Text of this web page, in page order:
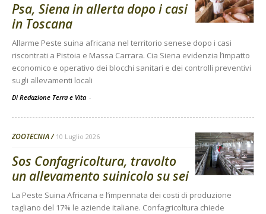
Psa, Siena in allerta dopo i casi
in Toscana
Allarme Peste suina africana nel territorio senese dopo i casi
riscontrati a Pistoia e Massa Carrara. Cia Siena evidenzia l’impatto
economico e operativo dei blocchi sanitari e dei controlli preventivi
sugli allevamenti locali
Di Redazione Terra e Vita -
ZOOTECNIA 10 Luglio 2026
Sos Confagricoltura, travolto
un allevamento suinicolo su sei
La Peste Suina Africana e l’impennata dei costi di produzione
tagliano del 17% le aziende italiane. Confagricoltura chiede